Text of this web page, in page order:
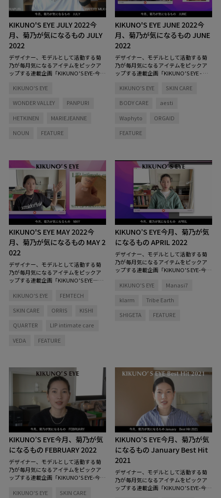
KIKUNO'S EYE JULY 2022今
月、菊乃が気になるもの JULY
2022
デザイナー、モデルとして活動する菊
乃が毎月気になるアイテムをピックア
ップする連載企画「KIKUNO’S EYE-今
キンケアアイテムを中心に、悪天候の
物、リピートしているブランドの新製
ンケアアイテムが多めなので、一緒に
していこうかなと思っています」
KIKUNO'S EYE
WONDER VALLEY PANPURI
HETKINEN MARIEJEANNE
NOUN FEATURE
KIKUNO'S EYE JUNE 2022今
月、菊乃が気になるもの JUNE
2022
デザイナー、モデルとして活動する菊
乃が毎月気になるアイテムをピックア
ップする連載企画「KIKUNO’S EYE - 今
今月は、毛穴ケアのアイテムをご紹介
て毛穴の開きがすごく気になってきて
イテムをたくさん試してきたので、ぜ
す」
KIKUNO'S EYE SKIN CARE
BODY CARE aesti
Waphyto ORGAID
FEATURE
KIKUNO'S EYE MAY 2022今
月、菊乃が気になるもの MAY 2
022
デザイナー、モデルとして活動する菊
乃が毎月気になるアイテムをピックア
ップする連載企画「KIKUNO’S EYE―今
フェムテック関連の商品を中心に、デ
りとお話しています！ 「最近は、キ
グの模様替えをしたりとか、いろいろ
す。今日は、そんな私の新生活にいく
しいです」
KIKUNO'S EYE FEMTECH
SKIN CARE ORRIS KISHI
QUARTER LIP intimate care
VEDA FEATURE
KIKUNO’S EYE今月、菊乃が気
になるもの APRIL 2022
デザイナー、モデルとして活動する菊
乃が毎月気になるアイテムをピックア
ップする連載企画「KIKUNO’S EYE-今
天気が良くなって、春らしい陽気にな
したいメイクのアイテムや、大好きな
KIKUNO'S EYE Manasi7
klarm Tribe Earth
SHIGETA FEATURE
KIKUNO’S EYE今月、菊乃が気
になるもの FEBRUARY 2022
デザイナー、モデルとして活動する菊
乃が毎月気になるアイテムをピックア
ップする連載企画「KIKUNO’S EYE-今
クレンジングから美容液までのスキン
KIKUNO'S EYE SKIN CARE
KIKUNO’S EYE今月、菊乃が気
になるもの January Best Hit
2021
デザイナー、モデルとして活動する菊
乃が毎月気になるアイテムをピックア
ップする連載企画「KIKUNO’S EYE-今